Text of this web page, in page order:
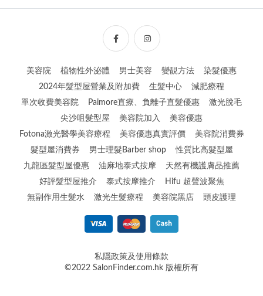
美容院 植物性外泌體 男士美容 變靚方法
染髮優惠
2024年髮型屋營業及附加費
生髮中心
減肥療程
單次收費美容院
Paimore直療、負離子直髮優惠
激光脫毛
尖沙咀髮型屋
美容院加入
美容優惠
Fotona激光醫學美容療程
美容優惠真實評價
美容院消費券
髮型屋消費券
男士理髮Barber shop
性質比高髮型屋
九龍區髮型屋優惠
油麻地泰式按摩
天然有機護膚品推薦
好評髮型屋推介
泰式按摩推介
Hifu 超聲波聚焦
無副作用生髮水
激光生髮療程 美容院黑店 頭皮護理
私隱政策及使用條款
©2022 SalonFinder.com.hk 版權所有